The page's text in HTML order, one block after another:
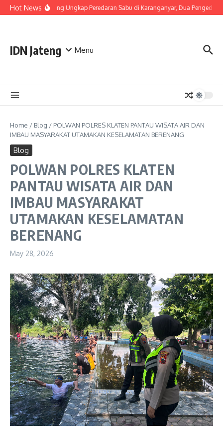
Skip to content
Hot NewsPolda Jateng Ungkap Peredaran Sabu di Karanganyar, Dua Pengedar
IDN Jateng Menu
Home / Blog / POLWAN POLRES KLATEN PANTAU WISATA AIR DAN
IMBAU MASYARAKAT UTAMAKAN KESELAMATAN BERENANG
Blog
POLWAN POLRES KLATEN
PANTAU WISATA AIR DAN
IMBAU MASYARAKAT
UTAMAKAN KESELAMATAN
BERENANG
May 28, 2026